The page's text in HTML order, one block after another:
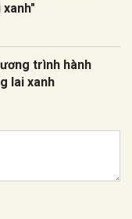
trình hành
lai xanh